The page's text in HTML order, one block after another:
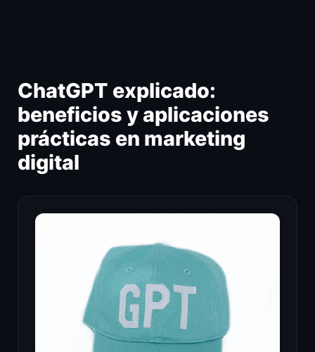
ChatGPT explicado:
beneficios y aplicaciones
prácticas en marketing
digital